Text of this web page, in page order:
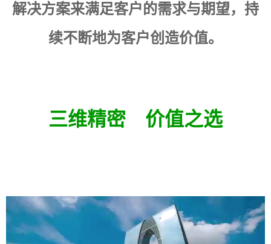
解决方案来满足客户的需求与期望， 持
续不断地为客户创造价值。
三维精密 价值之选